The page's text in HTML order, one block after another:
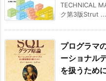
TECHNICAL
ク第3版Strut ...
プログラマ
ーショナル
を扱うため